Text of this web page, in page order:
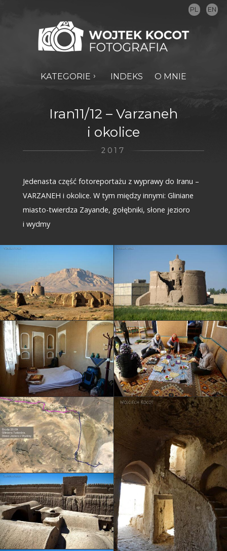
PL EN
KATEGORIE INDEKS O MNIE
Iran11/12 – Varzaneh
i okolice
2017
Jedenasta część fotoreportażu z wyprawy do Iranu –
VARZANEH i okolice. W tym między innymi: Gliniane
miasto-twierdza Zayande, gołębniki, słone jezioro
i wydmy